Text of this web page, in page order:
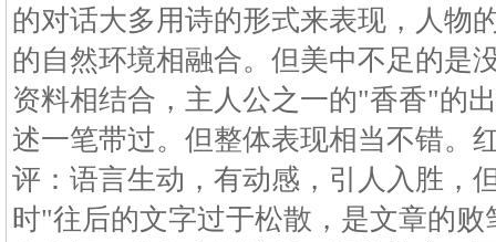
的对话大多用诗的形式来表现，人物
的自然环境相融合。但美中不足的是
资料相结合，主人公之一的"香香"的
述一笔带过。但整体表现相当不错。
评：语言生动，有动感，引人入胜，
时"往后的文字过于松散，是文章的